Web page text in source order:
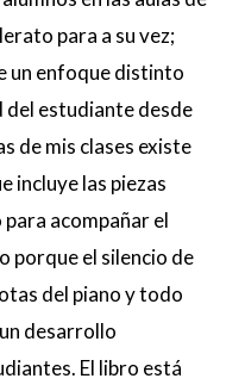
para a su vez;
un enfoque distinto
del estudiante desde
de mis clases existe
incluye las piezas
acompañar el
porque el silencio de
del piano y todo
desarrollo
El libro está